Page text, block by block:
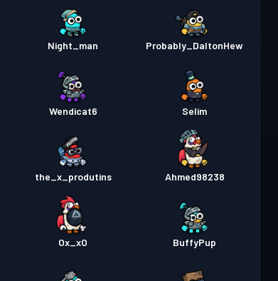
Night_man Probably_DaltonHew
Wendicat6 SeIim
the_x_produtins Ahmed98238
Ox_xO BuffyPup